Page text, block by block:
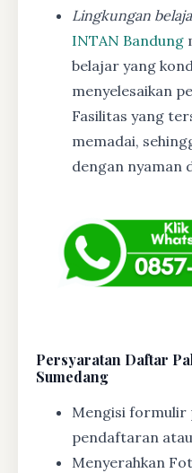
Lingkungan
INTAN Bandung
belajar yang
menyelesaikan
Fasilitas yang
memadai,
dengan nyaman
Persyaratan Daftar
Sumedang
Mengisi
pendaftaran
Menyerahkan